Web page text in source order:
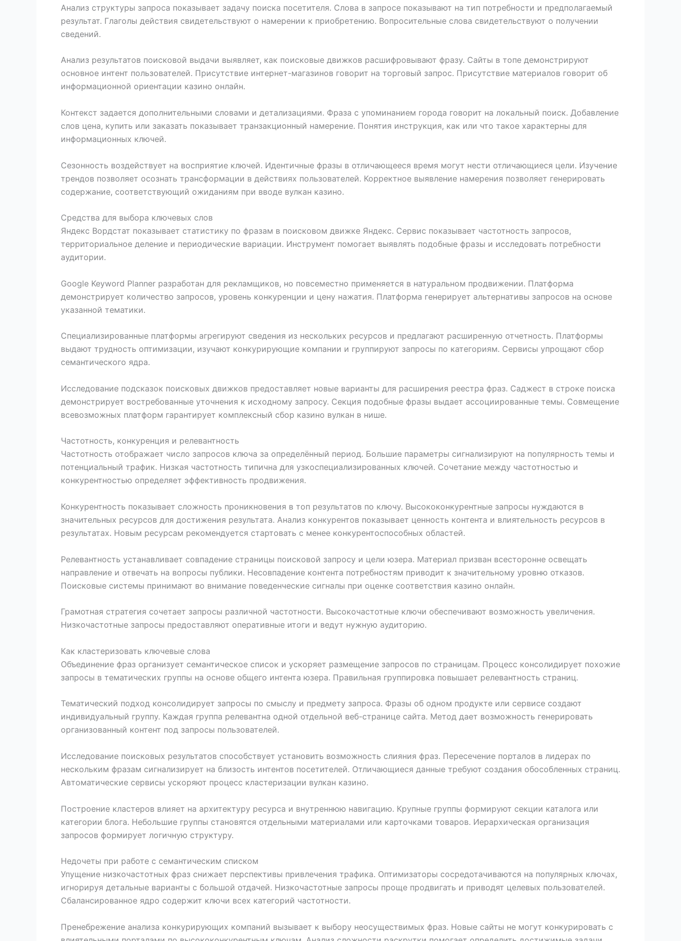
Анализ структуры запроса показывает задачу поиска посетителя. Слова в запросе показывают на тип потребности и предполагаемый
результат. Глаголы действия свидетельствуют о намерении к приобретению. Вопросительные слова свидетельствуют о получении
сведений.
Анализ результатов поисковой выдачи выявляет, как поисковые движков расшифровывают фразу. Сайты в топе демонстрируют
основное интент пользователей. Присутствие интернет-магазинов говорит на торговый запрос. Присутствие материалов говорит об
информационной ориентации казино онлайн.
Контекст задается дополнительными словами и детализациями. Фраза с упоминанием города говорит на локальный поиск. Добавление
слов цена, купить или заказать показывает транзакционный намерение. Понятия инструкция, как или что такое характерны для
информационных ключей.
Сезонность воздействует на восприятие ключей. Идентичные фразы в отличающееся время могут нести отличающиеся цели. Изучение
трендов позволяет осознать трансформации в действиях пользователей. Корректное выявление намерения позволяет генерировать
содержание, соответствующий ожиданиям при вводе вулкан казино.
Средства для выбора ключевых слов
Яндекс Вордстат показывает статистику по фразам в поисковом движке Яндекс. Сервис показывает частотность запросов,
территориальное деление и периодические вариации. Инструмент помогает выявлять подобные фразы и исследовать потребности
аудитории.
Google Keyword Planner разработан для рекламщиков, но повсеместно применяется в натуральном продвижении. Платформа
демонстрирует количество запросов, уровень конкуренции и цену нажатия. Платформа генерирует альтернативы запросов на основе
указанной тематики.
Специализированные платформы агрегируют сведения из нескольких ресурсов и предлагают расширенную отчетность. Платформы
выдают трудность оптимизации, изучают конкурирующие компании и группируют запросы по категориям. Сервисы упрощают сбор
семантического ядра.
Исследование подсказок поисковых движков предоставляет новые варианты для расширения реестра фраз. Саджест в строке поиска
демонстрирует востребованные уточнения к исходному запросу. Секция подобные фразы выдает ассоциированные темы. Совмещение
всевозможных платформ гарантирует комплексный сбор казино вулкан в нише.
Частотность, конкуренция и релевантность
Частотность отображает число запросов ключа за определённый период. Большие параметры сигнализируют на популярность темы и
потенциальный трафик. Низкая частотность типична для узкоспециализированных ключей. Сочетание между частотностью и
конкурентностью определяет эффективность продвижения.
Конкурентность показывает сложность проникновения в топ результатов по ключу. Высококонкурентные запросы нуждаются в
значительных ресурсов для достижения результата. Анализ конкурентов показывает ценность контента и влиятельность ресурсов в
результатах. Новым ресурсам рекомендуется стартовать с менее конкурентоспособных областей.
Релевантность устанавливает совпадение страницы поисковой запросу и цели юзера. Материал призван всесторонне освещать
направление и отвечать на вопросы публики. Несовпадение контента потребностям приводит к значительному уровню отказов.
Поисковые системы принимают во внимание поведенческие сигналы при оценке соответствия казино онлайн.
Грамотная стратегия сочетает запросы различной частотности. Высокочастотные ключи обеспечивают возможность увеличения.
Низкочастотные запросы предоставляют оперативные итоги и ведут нужную аудиторию.
Как кластеризовать ключевые слова
Объединение фраз организует семантическое список и ускоряет размещение запросов по страницам. Процесс консолидирует похожие
запросы в тематических группы на основе общего интента юзера. Правильная группировка повышает релевантность страниц.
Тематический подход консолидирует запросы по смыслу и предмету запроса. Фразы об одном продукте или сервисе создают
индивидуальный группу. Каждая группа релевантна одной отдельной веб-странице сайта. Метод дает возможность генерировать
организованный контент под запросы пользователей.
Исследование поисковых результатов способствует установить возможность слияния фраз. Пересечение порталов в лидерах по
нескольким фразам сигнализирует на близость интентов посетителей. Отличающиеся данные требуют создания обособленных страниц.
Автоматические сервисы ускоряют процесс кластеризации вулкан казино.
Построение кластеров влияет на архитектуру ресурса и внутреннюю навигацию. Крупные группы формируют секции каталога или
категории блога. Небольшие группы становятся отдельными материалами или карточками товаров. Иерархическая организация
запросов формирует логичную структуру.
Недочеты при работе с семантическим списком
Упущение низкочастотных фраз снижает перспективы привлечения трафика. Оптимизаторы сосредотачиваются на популярных ключах,
игнорируя детальные варианты с большой отдачей. Низкочастотные запросы проще продвигать и приводят целевых пользователей.
Сбалансированное ядро содержит ключи всех категорий частотности.
Пренебрежение анализа конкурирующих компаний вызывает к выбору неосуществимых фраз. Новые сайты не могут конкурировать с